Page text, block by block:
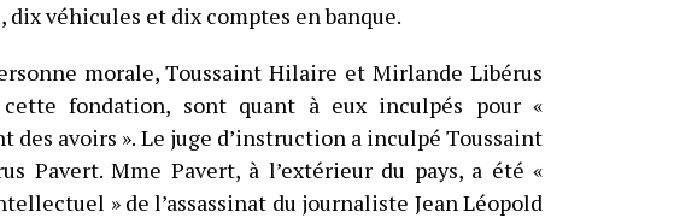
dix véhicules et dix comptes en banque.
morale, Toussaint Hilaire et Mirlande Libérus
cette fondation, sont quant à eux inculpés pour «
avoirs ». Le juge d’instruction a inculpé Toussaint
Pavert. Mme Pavert, à l’extérieur du pays, a été «
» de l’assassinat du journaliste Jean Léopold